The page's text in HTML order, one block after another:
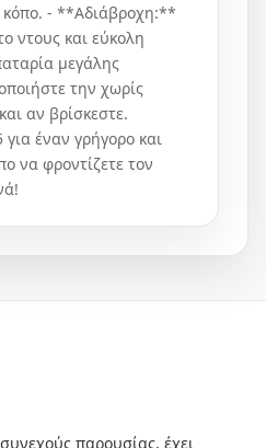
κόπο. - **Αδιάβροχη:**
ντους και εύκολη
μεγάλης
την χωρίς
αν βρίσκεστε.
έναν γρήγορο και
να φροντίζετε τον
παρουσίας, έχει